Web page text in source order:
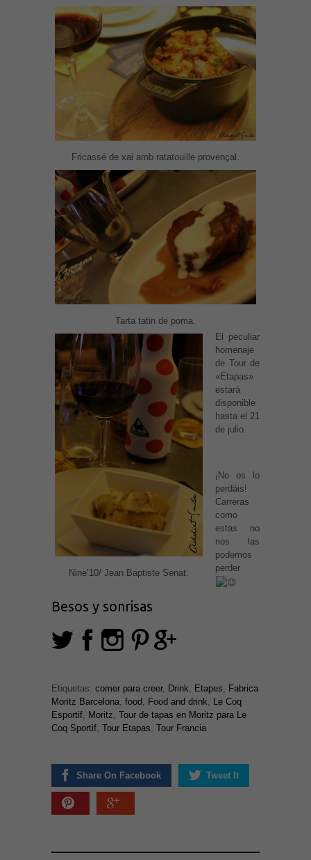
Fricassé de xai amb ratatouille provençal.
Tarta tatin de poma.
Nine’10/ Jean Baptiste Senat.
El peculiar
homenaje
de Tour de
«Etapas»
estará
disponible
hasta el 21
de julio.
¡No os lo
perdáis!
Carreras
como
estas no
nos las
podemos
perder
Besos y sonrisas
Etiquetas: comer para creer, Drink Etapes
Fabrica
Moritz Barcelona food Food and drink
Le Coq
Esportif
Moritz Tour de tapas en Moritz para Le
Coq Sportif Tour Etapas Tour Francia
Share On Facebook Tweet It